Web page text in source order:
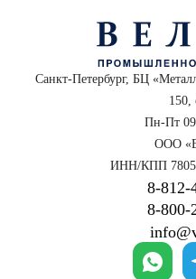
Санкт-Петербург, БЦ
150,
Пн-Пт
ООО
ИНН/КПП